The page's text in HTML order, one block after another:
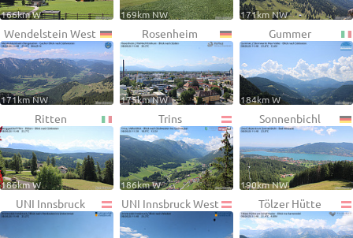
166km W 169km NW 171km NW
Wendelstein West
171km NW
Rosenheim
175km NW
Gummer
184km W
Ritten
186km W
Trins
186km W
Sonnenbichl
190km NW
UNI Innsbruck UNI Innsbruck West Tölzer Hütte